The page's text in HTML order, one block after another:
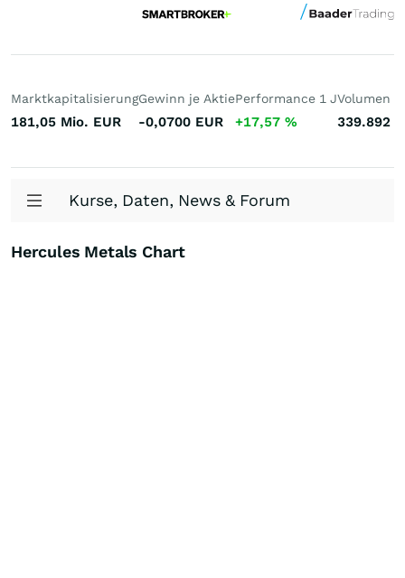
Marktkapitalisierung
181,05 Mio. EUR
Gewinn je Aktie
-0,0700 EUR
Performance 1 J
+17,57 %
Volumen
339.892
Kurse, Daten, News & Forum
Hercules Metals Chart